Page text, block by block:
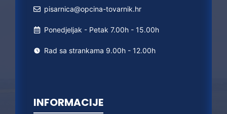
pisarnica@opcina-tovarnik.hr
Ponedjeljak - Petak 7.00h - 15.00h
Rad sa strankama 9.00h - 12.00h
INFORMACIJE